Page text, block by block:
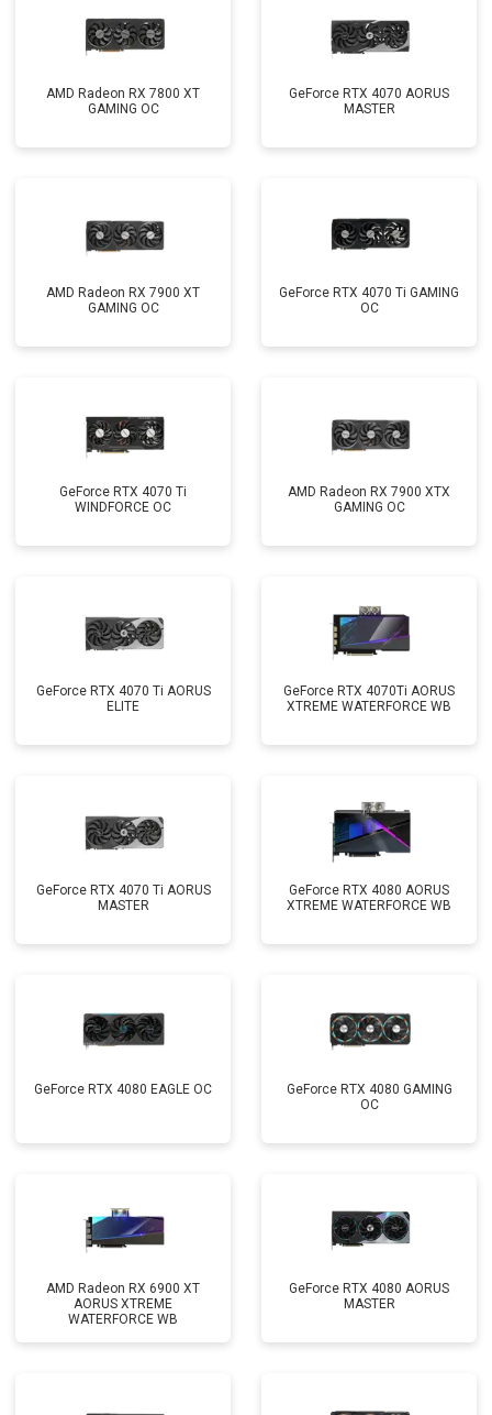
AMD Radeon RX 7800 XT
GAMING OC
GeForce RTX 4070 AORUS
MASTER
AMD Radeon RX 7900 XT
GAMING OC
GeForce RTX 4070 Ti GAMING
OC
GeForce RTX 4070 Ti
WINDFORCE OC
AMD Radeon RX 7900 XTX
GAMING OC
GeForce RTX 4070 Ti AORUS
ELITE
GeForce RTX 4070Ti AORUS
XTREME WATERFORCE WB
GeForce RTX 4070 Ti AORUS
MASTER
GeForce RTX 4080 AORUS
XTREME WATERFORCE WB
GeForce RTX 4080 EAGLE OC
GeForce RTX 4080 GAMING
OC
AMD Radeon RX 6900 XT
AORUS XTREME
WATERFORCE WB
GeForce RTX 4080 AORUS
MASTER